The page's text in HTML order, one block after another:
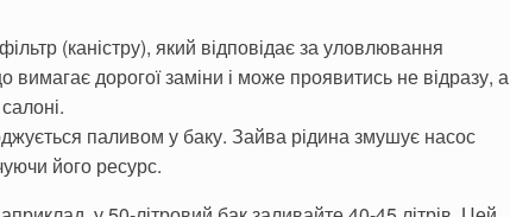
(каністру), який відповідає за уловлювання
вимагає дорогої заміни і може проявитись не відразу, а
паливом у баку. Зайва рідина змушує насос
його ресурс.